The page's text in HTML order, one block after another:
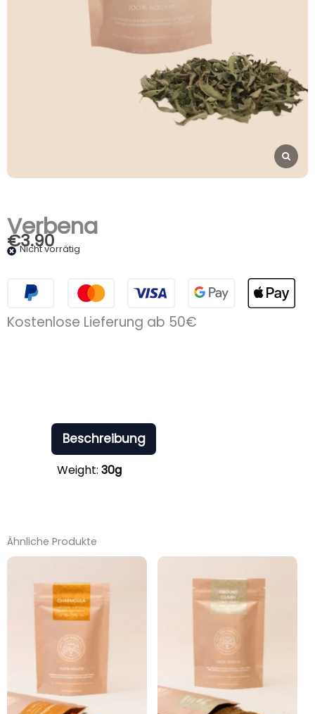
Verbena
€3.90
Nicht vorrätig
Kostenlose Lieferung ab 50€
Beschreibung
Weight: 30g
Ähnliche Produkte